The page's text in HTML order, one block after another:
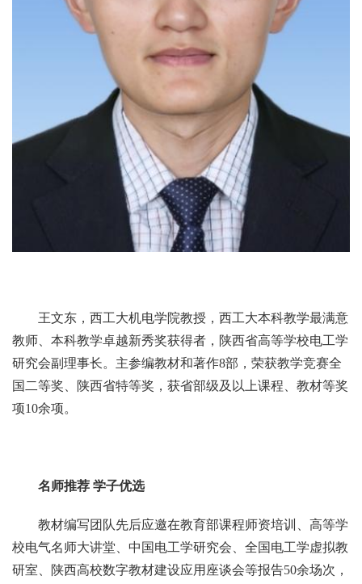
王文东，西工大机电学院教授，西工大本科教学最满意
教师、本科教学卓越新秀奖获得者，陕西省高等学校电工学
研究会副理事长。主参编教材和著作8部，荣获教学竞赛全
国二等奖、陕西省特等奖，获省部级及以上课程、教材等奖
项10余项。
名师推荐 学子优选
教材编写团队先后应邀在教育部课程师资培训、高等学
校电气名师大讲堂、中国电工学研究会、全国电工学虚拟教
研室、陕西高校数字教材建设应用座谈会等报告50余场次，